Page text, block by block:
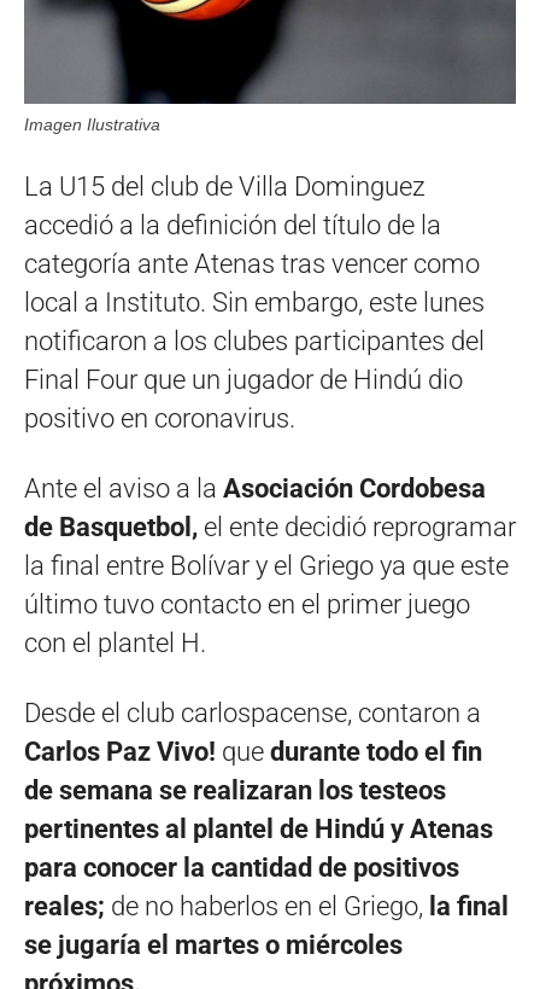
Imagen Ilustrativa
La U15 del club de Villa Dominguez
accedió a la definición del título de la
categoría ante Atenas tras vencer como
local a Instituto. Sin embargo, este lunes
notificaron a los clubes participantes del
Final Four que un jugador de Hindú dio
positivo en coronavirus.
Ante el aviso a la Asociación Cordobesa
de Basquetbol, el ente decidió reprogramar
la final entre Bolívar y el Griego ya que este
último tuvo contacto en el primer juego
con el plantel H.
Desde el club carlospacense, contaron a
Carlos Paz Vivo! que durante todo el fin
de semana se realizaran los testeos
pertinentes al plantel de Hindú y Atenas
para conocer la cantidad de positivos
reales; de no haberlos en el Griego, la final
se jugaría el martes o miércoles